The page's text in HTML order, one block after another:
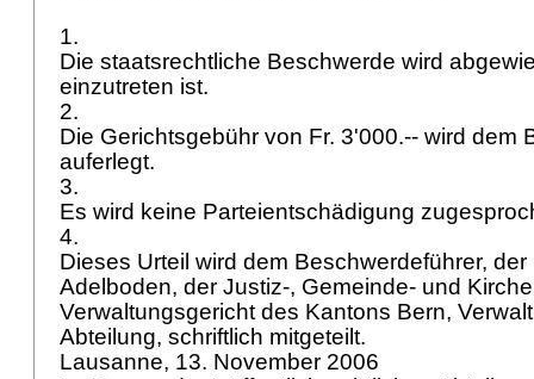
1.
Die staatsrechtliche Beschwerde wird
einzutreten ist.
2.
Die Gerichtsgebühr von Fr. 3'000.-- wird dem
auferlegt.
3.
Es wird keine Parteientschädigung
4.
Dieses Urteil wird dem Beschwerdeführer,
Adelboden, der Justiz-, Gemeinde- und
Verwaltungsgericht des Kantons Bern,
Abteilung, schriftlich mitgeteilt.
Lausanne, 13. November 2006